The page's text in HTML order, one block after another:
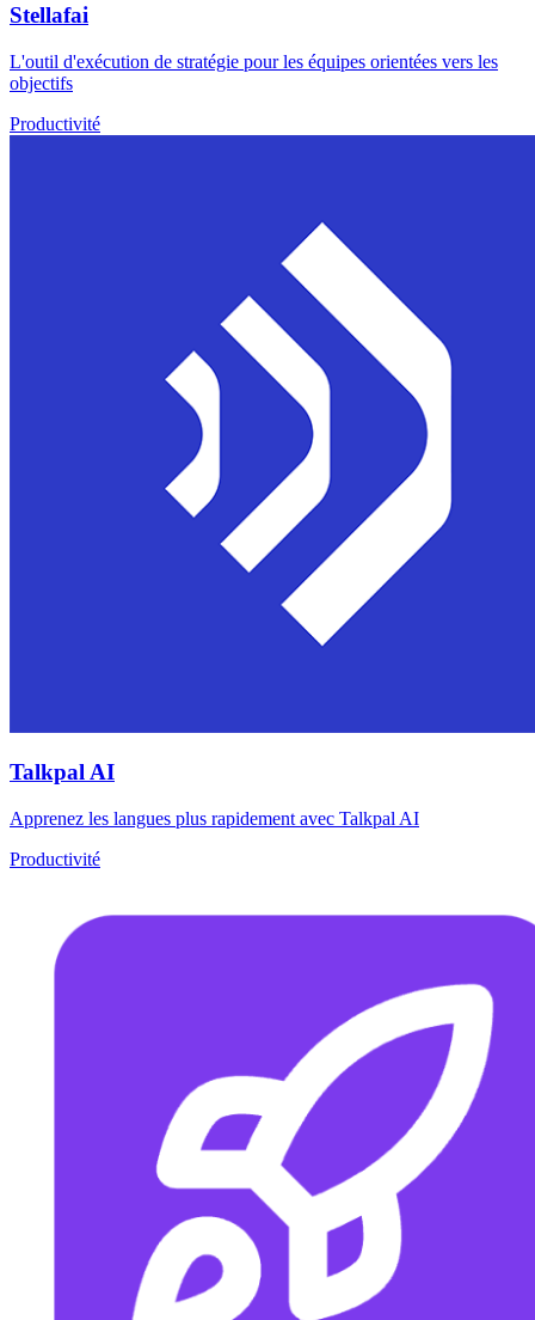
Stellafai
L'outil d'exécution de stratégie pour les équipes orientées vers les
objectifs
Productivité
Talkpal AI
Apprenez les langues plus rapidement avec Talkpal AI
Productivité